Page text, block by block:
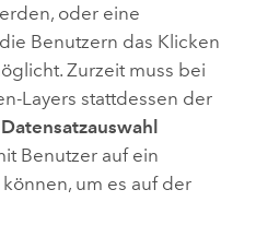
oder eine
Benutzern das Klicken
Zurzeit muss bei
Layers stattdessen der
Benutzer auf ein
um es auf der